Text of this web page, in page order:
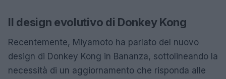
Il design evolutivo di Donkey Kong
Recentemente, Miyamoto ha parlato del nuovo
design di Donkey Kong in Bananza, sottolineando la
necessità di un aggiornamento che risponda alle